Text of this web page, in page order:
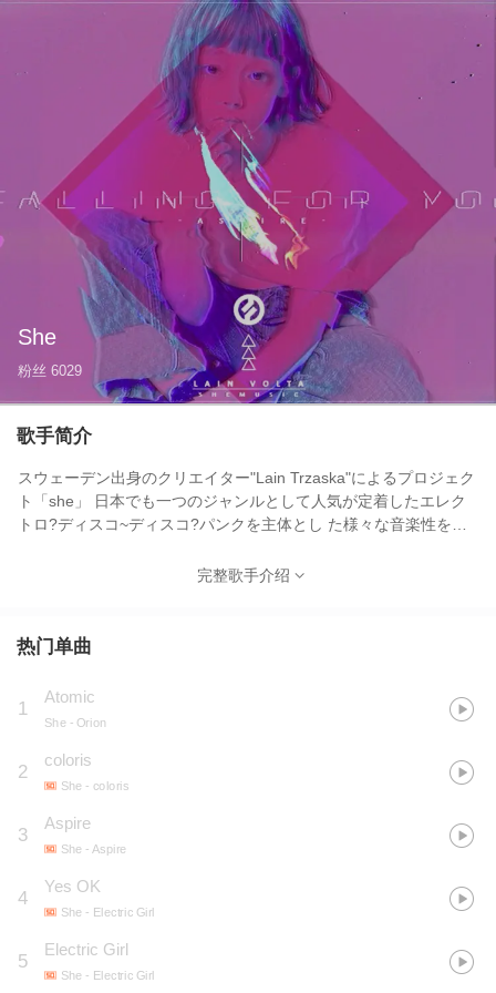
She
粉丝 6029
歌手简介
スウェーデン出身のクリエイター"Lain Trzaska"によるプロジェク
ト「she」 日本でも一つのジャンルとして人気が定着したエレク
トロ?ディスコ~ディスコ?パンクを主体とし た様々な音楽性を操
MySpaceを中心に 驚異的な人気を獲得している。
完整歌手介绍
热门单曲
1
Atomic
She - Orion
2
coloris
She - coloris
3
Aspire
She - Aspire
4
Yes OK
She - Electric Girl
5
Electric Girl
She - Electric Girl